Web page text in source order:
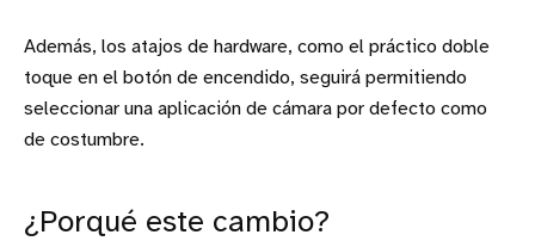
Además, los atajos de hardware, como el práctico doble
toque en el botón de encendido, seguirá permitiendo
seleccionar una aplicación de cámara por defecto como
de costumbre.
¿Porqué este cambio?